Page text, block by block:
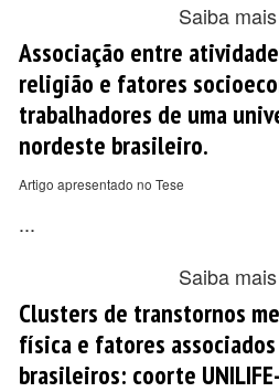
Saiba
Associação entre
religião e fatores
trabalhadores de uma
nordeste brasileiro.
Artigo apresentado no Tese
...
Saiba
Clusters de transtornos
física e fatores
brasileiros: coorte